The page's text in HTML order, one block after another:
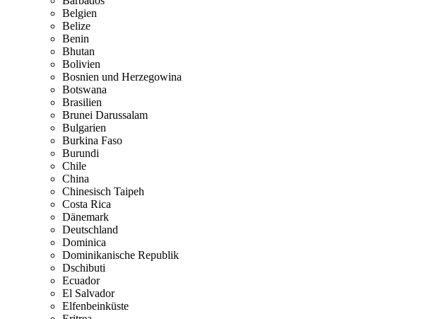
Belgien
Belize
Benin
Bhutan
Bolivien
Bosnien und Herzegowina
Botswana
Brasilien
Brunei Darussalam
Bulgarien
Burkina Faso
Burundi
Chile
China
Chinesisch Taipeh
Costa Rica
Dänemark
Deutschland
Dominica
Dominikanische Republik
Dschibuti
Ecuador
El Salvador
Elfenbeinküste